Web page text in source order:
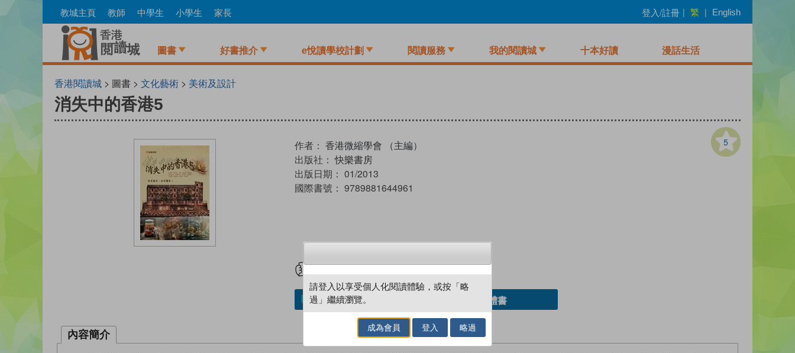
to
教城主頁 教師 中學生 小學生 家長 登入/註冊 | 繁 | English
圖書 好書推介 e悅讀學校計劃 閱讀服務 我的閱讀城 十本好讀 漫話生活
香港閱讀城 > 圖書 > 文化藝術 > 美術及設計
消失中的香港5
5
作者： 香港微縮學會 （主編）
出版社： 快樂書房
出版日期： 01/2013
國際書號： 9789881644961
加入／閱讀電子書 借閱實體書
內容簡介
請登入以享受個人化閱讀體驗，或按「略
過」繼續瀏覽。
成為會員 登入 略過